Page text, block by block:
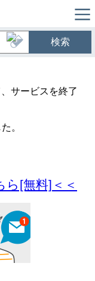
検索
サービスを終了
。
ら[無料]＜＜